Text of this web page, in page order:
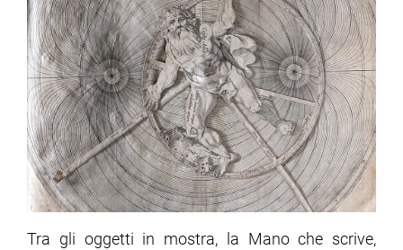
Tra gli oggetti in mostra, la Mano che scrive,